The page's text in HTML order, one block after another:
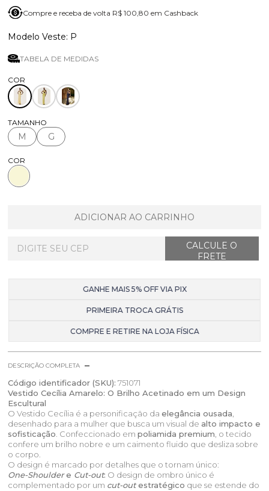
Compre e receba de volta R$ 100,80 em Cashback
P
TABELA DE MEDIDAS
TAMANHO
M G
COR
ADICIONAR AO CARRINHO
GANHE MAIS 5% OFF VIA PIX
PRIMEIRA TROCA GRÁTIS
COMPRE E RETIRE NA LOJA FÍSICA
DESCRIÇÃO COMPLETA
Código identificador (SKU): 751071
Vestido Cecília Amarelo: O Brilho Acetinado em um Design
Escultural
O Vestido Cecília é a personificação daelegância ousada,
desenhado para a mulher que busca um visual de alto impacto e
sofisticação. Confeccionado empoliamida premium, o tecido
confere um brilho nobre e um caimento fluido que desliza sobre
o corpo.
O design é marcado por detalhes que o tornam único:
One-Shouldere Cut-out: O design de ombro único é
complementado por um cut-outestratégico que se estende do